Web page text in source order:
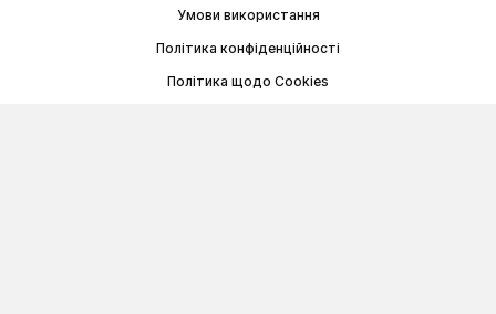
Умови використання
Політика конфіденційності
Політика щодо Cookies